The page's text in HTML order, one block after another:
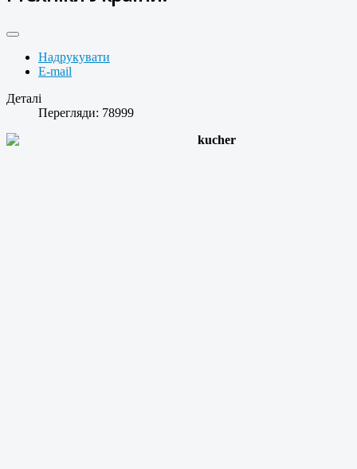
Надрукувати
E-mail
Деталі
Перегляди: 78999